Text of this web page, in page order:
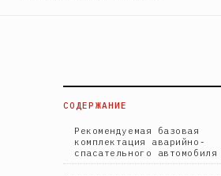
СОДЕРЖАНИЕ
Рекомендуемая базовая
комплектация аварийно-
спасательного автомобиля